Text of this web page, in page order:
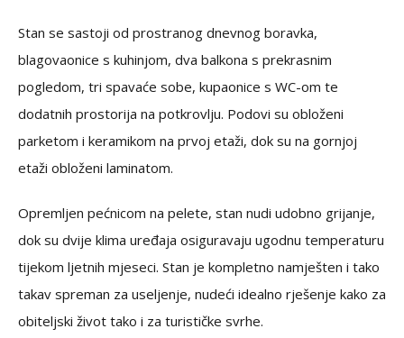
Stan se sastoji od prostranog dnevnog boravka,
blagovaonice s kuhinjom, dva balkona s prekrasnim
pogledom, tri spavaće sobe, kupaonice s WC-om te
dodatnih prostorija na potkrovlju. Podovi su obloženi
parketom i keramikom na prvoj etaži, dok su na gornjoj
etaži obloženi laminatom.
Opremljen pećnicom na pelete, stan nudi udobno grijanje,
dok su dvije klima uređaja osiguravaju ugodnu temperaturu
tijekom ljetnih mjeseci. Stan je kompletno namješten i tako
takav spreman za useljenje, nudeći idealno rješenje kako za
obiteljski život tako i za turističke svrhe.